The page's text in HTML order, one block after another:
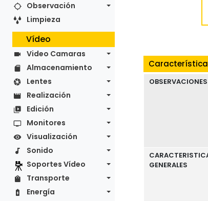
Observación
Limpieza
Vídeo
Video Camaras
Almacenamiento
Lentes
Realización
Edición
Monitores
Visualización
Sonido
Soportes Vídeo
Transporte
Energía
OBSERVACIONES
GENERALES